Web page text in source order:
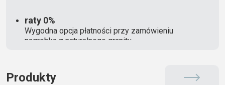
raty 0%
Wygodna opcja płatności przy zamówieniu
nagrobka z naturalnego granitu
Produkty